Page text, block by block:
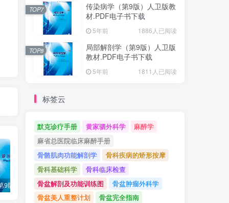
外科学（第9版）陈孝平主编_人卫版教材.PDF电子书下载
传染病学（第9版）人卫版教
材.PDF电子书下载
5年前 1886人已阅读
TOP7
局部解剖学（第9版）人卫版
教材.PDF电子书下载
5年前 1811人已阅读
TOP8
标签云
默克诊疗手册 黄家驷外科学
麻醉学
麻省总医院临床麻醉手册
骨骼肌肉功能解剖学
骨科疾病的矫形按摩
骨科基础科学
骨科临床检查
骨盆解剖及功能训练图
骨盆肿瘤外科学
骨盆美人重整计划
骨盆完全指南